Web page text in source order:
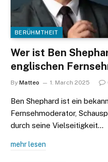
BERÜHMTHEIT
Wer ist Ben
englischen
By Matteo 1. March 2025
Ben Shephard ist ein
Fernsehmoderator,
durch seine Vielseitigkeit…
mehr lesen